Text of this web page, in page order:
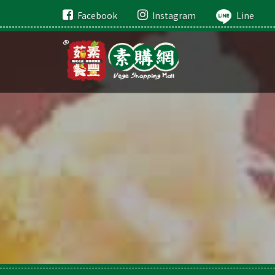
Facebook Instagram Line